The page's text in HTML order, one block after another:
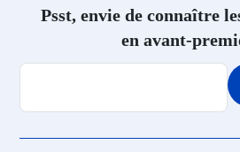
Psst, envie de connaître
en avant-